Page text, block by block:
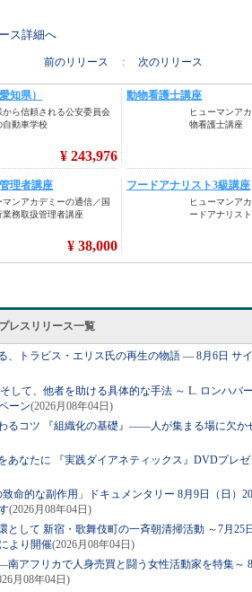
ス詳細へ
前のリリース : 次のリリース
レスリリース一覧
、トラビス・エリス氏の再生の物語 ― 8月6日 サ
して、他者を助ける具体的な手法 ～ L. ロンハバ
ーン(2026月08年04日)
るコツ 『組織化の基礎』――人が集まる場に欠か
あなたに 『実践ダイアネティックス』DVDプレ
致命的な副作用」ドキュメンタリー 8月9日（日）
(2026月08年04日)
として 新宿・歌舞伎町の一斉朝清掃活動 ～7月25
より開催(2026月08年04日)
アフリカで人身売買と闘う女性活動家を特集～ 8
月08年04日)